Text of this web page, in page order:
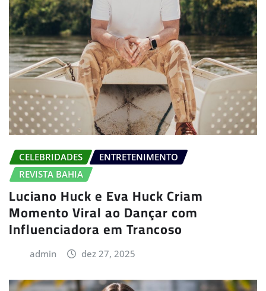
CELEBRIDADES
ENTRETENIMENTO
REVISTA BAHIA
Luciano Huck e Eva Huck Criam
Momento Viral ao Dançar com
Influenciadora em Trancoso
admin dez 27, 2025